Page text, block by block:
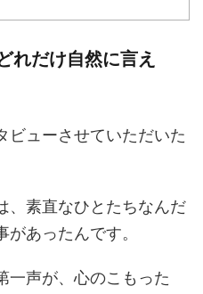
れだけ自然に言え
ビューさせていただいた
、素直なひとたちなんだ
あったんです。
一声が、心のこもった